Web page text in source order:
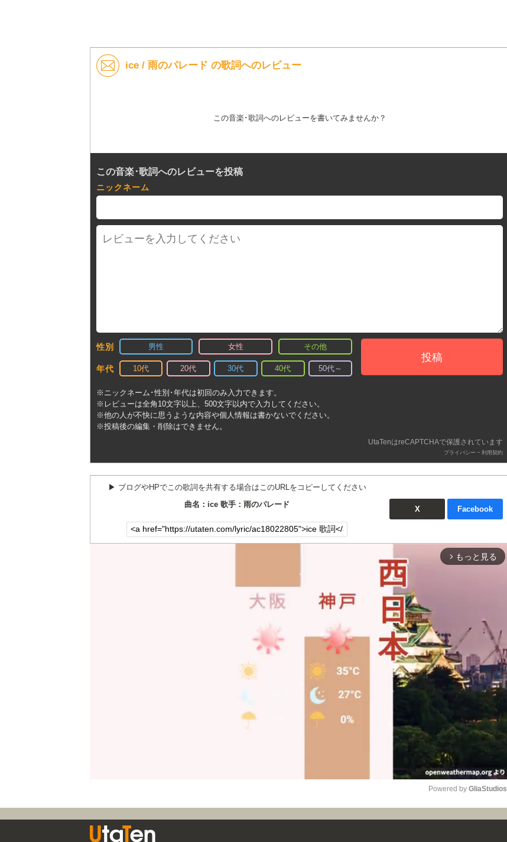
ice / 雨のパレード の歌詞へのレビュー
この音楽･歌詞へのレビューを書いてみませんか？
この音楽･歌詞へのレビューを投稿
ニックネーム
性別 男性 女性 その他
年代 10代 20代 30代 40代 50代～
投稿
※ニックネーム･性別･年代は初回のみ入力できます。
※レビューは全角10文字以上、500文字以内で入力してください。
※他の人が不快に思うような内容や個人情報は書かないでください。
※投稿後の編集・削除はできません。
UtaTenはreCAPTCHAで保護されています
プライバシー - 利用契約
▶︎ ブログやHPでこの歌詞を共有する場合はこのURLをコピーしてください
曲名：ice 歌手：雨のパレード
X Facebook
arrow_forward_ios もっと見る
Mute
Powered by GliaStudios